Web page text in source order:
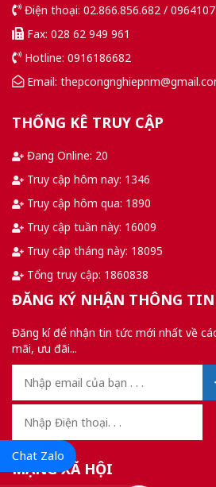
Điện thoại: 02.866.856.682 /
Fax: 028 62 949 961
Hotline: 0916186682
Email:
THỐNG KÊ TRUY CẬP
Đang Online: 20
Truy cập hôm nay: 1346
Truy cập hôm qua: 1890
Truy cập tuần này: 16009
Truy cập tháng này: 18095
Tổng truy cập: 1860838
ĐĂNG KÝ NHẬN THÔNG TIN
Đăng kí để nhận tin tức mới nhất về
mãi, ưu đãi...
MẠNG XÃ HỘI
Chat Zalo